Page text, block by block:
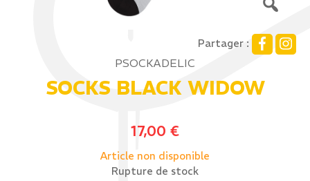
Partager :
PSOCKADELIC
SOCKS BLACK WIDOW
17,00 €
Article non disponible
Rupture de stock